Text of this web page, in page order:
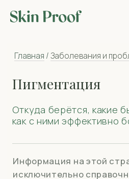
Пигментация
Откуда берётся, какие бывают виды
как с ними эффективно бороться
Информация на этой странице
исключительно справочный
найти своего врача